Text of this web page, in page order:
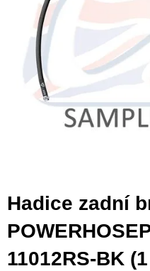
Hadice zadní
11012RS-BK